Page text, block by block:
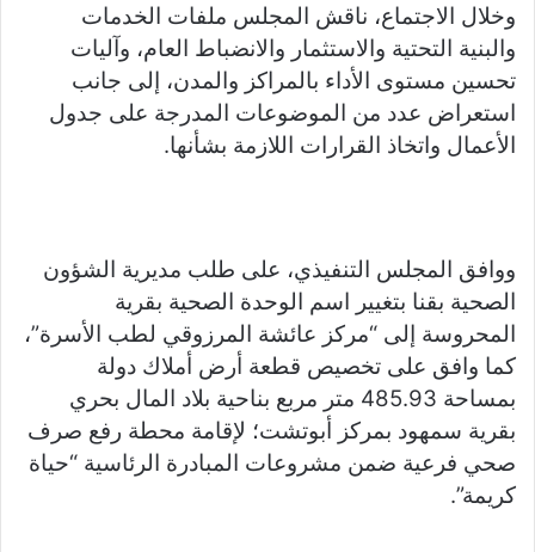
وخلال الاجتماع، ناقش المجلس ملفات الخدمات
والبنية التحتية والاستثمار والانضباط العام، وآليات
تحسين مستوى الأداء بالمراكز والمدن، إلى جانب
استعراض عدد من الموضوعات المدرجة على جدول
الأعمال واتخاذ القرارات اللازمة بشأنها.
ووافق المجلس التنفيذي، على طلب مديرية الشؤون
الصحية بقنا بتغيير اسم الوحدة الصحية بقرية
المحروسة إلى “مركز عائشة المرزوقي لطب الأسرة”،
كما وافق على تخصيص قطعة أرض أملاك دولة
بمساحة 485.93 متر مربع بناحية بلاد المال بحري
بقرية سمهود بمركز أبوتشت؛ لإقامة محطة رفع صرف
صحي فرعية ضمن مشروعات المبادرة الرئاسية “حياة
كريمة”.